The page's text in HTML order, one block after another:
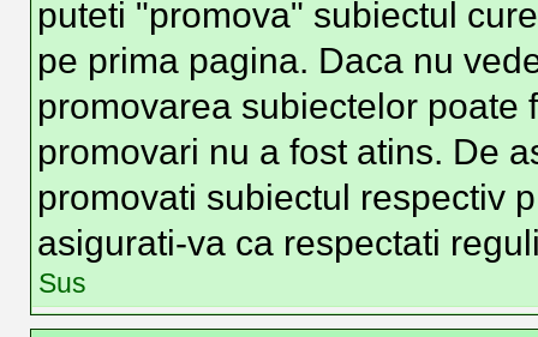
puteti "promova" subiectul
pe prima pagina. Daca nu
promovarea subiectelor poate
promovari nu a fost atins. De
promovati subiectul respectiv
asigurati-va ca respectati
Sus